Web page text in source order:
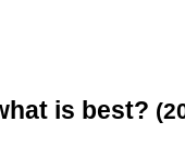
is best?